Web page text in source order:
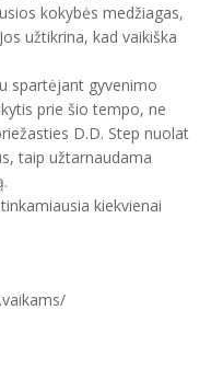
kokybės medžiagas,
užtikrina, kad vaikiška
spartėjant gyvenimo
prie šio tempo, ne
D.D. Step nuolat
taip užtarnaudama
kiekvienai